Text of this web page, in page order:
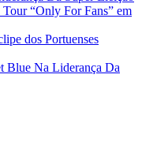
“Only For Fans” em
dos Portuenses
Blue Na Liderança Da